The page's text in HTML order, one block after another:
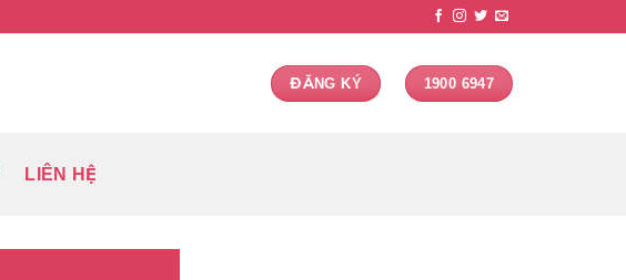
ĐĂNG KÝ 1900 6947
LIÊN HỆ